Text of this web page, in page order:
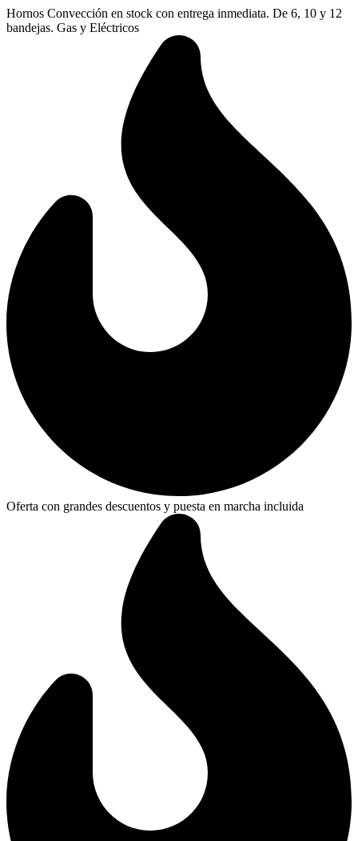
Ir
al
Hornos Convección en stock con entrega inmediata. De 6, 10 y 12
bandejas. Gas y Eléctricos
Oferta con grandes descuentos y puesta en marcha incluida